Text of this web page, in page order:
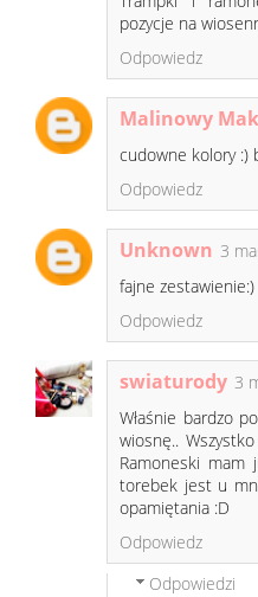
pozycje na
Odpowiedz
Malinowy
cudowne kolory :)
Odpowiedz
Unknown 3
fajne zestawienie:)
Odpowiedz
swiaturody 3
Właśnie bardzo
wiosnę..
Ramoneski
torebek jest u
opamiętania :D
Odpowiedz
Odpowiedzi